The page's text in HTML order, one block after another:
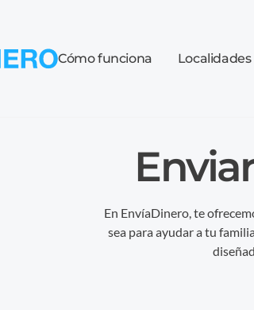
Cómo funciona Localidades
En EnvíaDinero, te
sea para ayudar a tu